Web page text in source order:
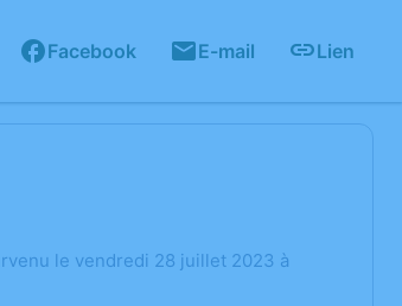
Facebook E-mail Lien
le vendredi 28 juillet 2023 à